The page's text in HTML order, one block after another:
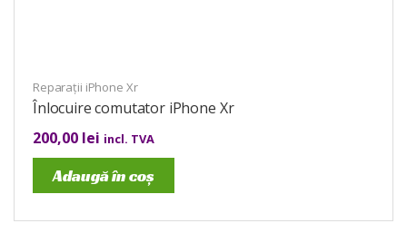
Reparații iPhone Xr
Înlocuire comutator iPhone Xr
200,00 lei incl. TVA
Adaugă în coș